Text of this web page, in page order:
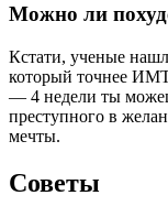
Можно ли
Кстати, ученые
который точнее
— 4 недели ты
преступного в
мечты.
Советы